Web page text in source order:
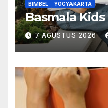
BIMBEL YOGYAKARTA
Basmala
7 AGUSTUS 2026